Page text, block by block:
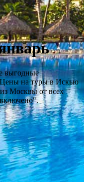
выгодные
Цены на туры в Искью
Москвы от всех